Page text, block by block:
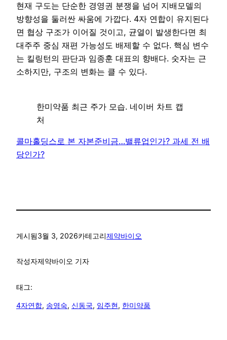
현재 구도는 단순한 경영권 분쟁을 넘어 지배모델의
방향성을 둘러싼 싸움에 가깝다. 4자 연합이 유지된다
면 협상 구조가 이어질 것이고, 균열이 발생한다면 최
대주주 중심 재편 가능성도 배제할 수 없다. 핵심 변수
는 킬링턴의 판단과 임종훈 대표의 향배다. 숫자는 근
소하지만, 구조의 변화는 클 수 있다.
한미약품 최근 주가 모습. 네이버 차트 캡
처
콜마홀딩스로 본 자본준비금…밸류업인가? 과세 전 배
당인가?
게시됨3월 3, 2026카테고리제약바이오
작성자제약바이오 기자
태그:
4자연합, 송영숙, 신동국, 임주현, 한미약품